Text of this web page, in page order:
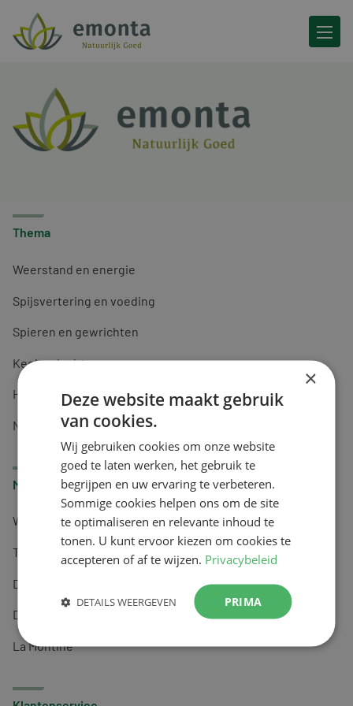
Ga naar de inhoud
Thema
Weerstand en energie
Spijsvertering en voeding
Spieren en gewrichten
Keel en luchtwegen
Huidverzorging
Nachtrust
Merken
Wapiti
Tai-Ginseng
Dermagíq
Draisma
La Montine
×
Deze website maakt gebruik
van cookies.
Wij gebruiken cookies om onze website
goed te laten werken, het gebruik te
begrijpen en uw ervaring te verbeteren.
Sommige cookies helpen ons om de site
te optimaliseren en relevante inhoud te
tonen. U kunt ervoor kiezen om cookies te
accepteren of af te wijzen. Privacybeleid
PRIMA
DETAILS WEERGEVEN